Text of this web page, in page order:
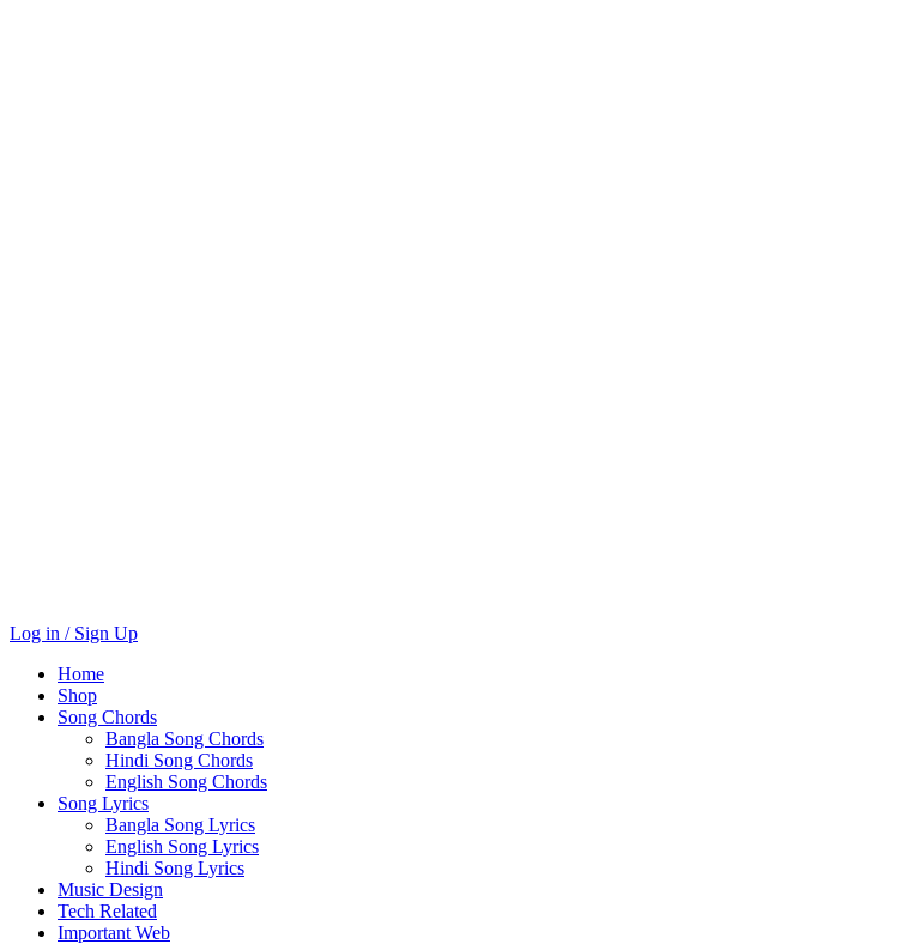
Log in / Sign Up
Home
Shop
Song Chords
Bangla Song Chords
Hindi Song Chords
English Song Chords
Song Lyrics
Bangla Song Lyrics
English Song Lyrics
Hindi Song Lyrics
Music Design
Tech Related
Important Web